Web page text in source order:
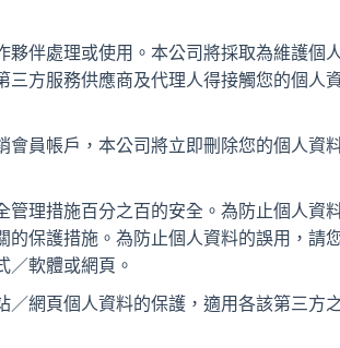
伴處理或使用。本公司將採取為維護個
方服務供應商及代理人得接觸您的個人
員帳戶，本公司將立即刪除您的個人資
理措施百分之百的安全。為防止個人資
保護措施。為防止個人資料的誤用，請
／軟體或網頁。
網頁個人資料的保護，適用各該第三方